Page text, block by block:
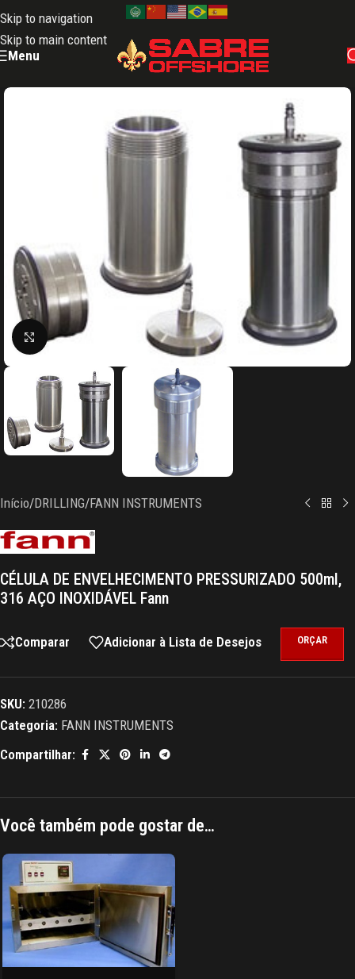
Skip to navigation
Skip to main content
Menu
Clique para ampliar
Início/DRILLING/FANN INSTRUMENTS
CÉLULA DE ENVELHECIMENTO PRESSURIZADO 500ml,
316 AÇO INOXIDÁVEL Fann
Comparar Adicionar à Lista de Desejos ORÇAR
SKU: 210286
Categoria: FANN INSTRUMENTS
Compartilhar:
Você também pode gostar de…